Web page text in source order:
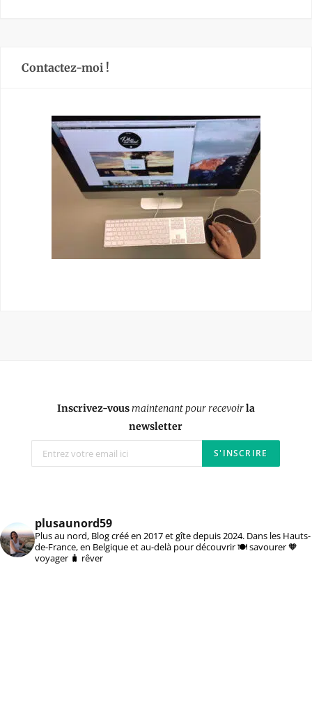
Contactez-moi !
Inscrivez-vousmaintenant pour recevoirla
newsletter
plusaunord59
Plus au nord, Blog créé en 2017 et gîte depuis 2024. Dans les Hauts-
de-France, en Belgique et au-delà pour découvrir 🍽️ savourer 🧡
voyager 🧳 rêver